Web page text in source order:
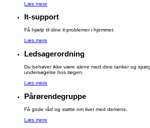
Læs mere
It-support
Få hjælp til dine it-problemer i hjemmet.
Læs mere
Ledsagerordning
Du behøver ikke være alene med dine tanker og
undersøgelse hos lægen.
Læs mere
Pårørendegruppe
Få gode råd og støtte om livet med demens.
Læs mere